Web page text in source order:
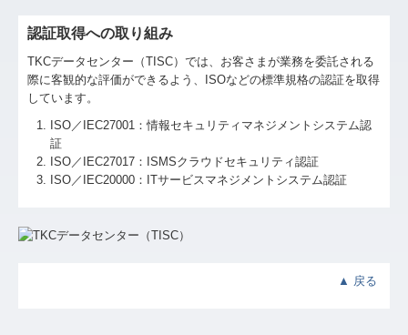
認証取得への取り組み
TKCデータセンター（TISC）では、お客さまが業務を委託される
際に客観的な評価ができるよう、ISOなどの標準規格の認証を取得
しています。
ISO／IEC27001：情報セキュリティマネジメントシステム認
証
ISO／IEC27017：ISMSクラウドセキュリティ認証
ISO／IEC20000：ITサービスマネジメントシステム認証
▲ 戻る